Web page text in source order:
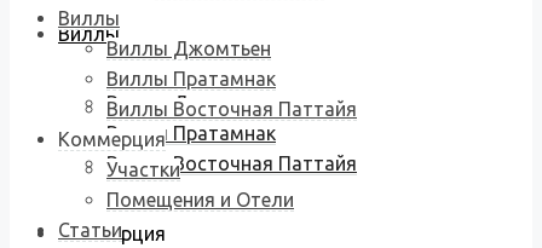
Виллы
Виллы Джомтьен
Виллы Пратамнак
Виллы Восточная Паттайя
Коммерция
Виллы
Виллы Джомтьен
Виллы Пратамнак
Виллы Восточная Паттайя
Коммерция
Участки
Помещения и Отели
Статьи